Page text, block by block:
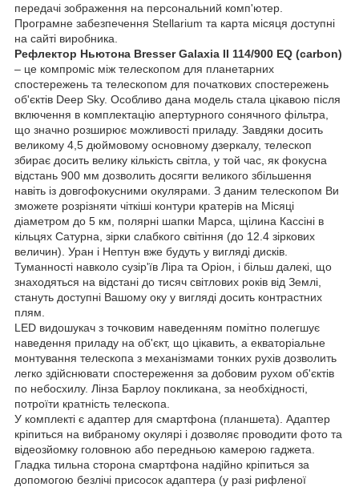
передачі зображення на персональний комп'ютер.
Програмне забезпечення Stellarium та карта місяця доступні
на сайті виробника.
Рефлектор Ньютона Bresser Galaxia II 114/900 EQ (carbon)
– це компроміс між телескопом для планетарних
спостережень та телескопом для початкових спостережень
об'єктів Deep Sky. Особливо дана модель стала цікавою після
включення в комплектацію апертурного сонячного фільтра,
що значно розширює можливості приладу. Завдяки досить
великому 4,5 дюймовому основному дзеркалу, телескоп
збирає досить велику кількість світла, у той час, як фокусна
відстань 900 мм дозволить досягти великого збільшення
навіть із довгофокусними окулярами. З даним телескопом Ви
зможете розрізняти чіткіші контури кратерів на Місяці
діаметром до 5 км, полярні шапки Марса, щілина Кассіні в
кільцях Сатурна, зірки слабкого світіння (до 12.4 зіркових
величин). Уран і Нептун вже будуть у вигляді дисків.
Туманності навколо сузір'їв Ліра та Оріон, і більш далекі, що
знаходяться на відстані до тисяч світлових років від Землі,
стануть доступні Вашому оку у вигляді досить контрастних
плям.
LED видошукач з точковим наведенням помітно полегшує
наведення приладу на об'єкт, що цікавить, а екваторіальне
монтування телескопа з механізмами тонких рухів дозволить
легко здійснювати спостереження за добовим рухом об'єктів
по небосхилу. Лінза Барлоу покликана, за необхідності,
потроїти кратність телескопа.
У комплекті є адаптер для смартфона (планшета). Адаптер
кріпиться на вибраному окулярі і дозволяє проводити фото та
відеозйомку головною або передньою камерою гаджета.
Гладка тильна сторона смартфона надійно кріпиться за
допомогою безлічі присосок адаптера (у разі рифленої